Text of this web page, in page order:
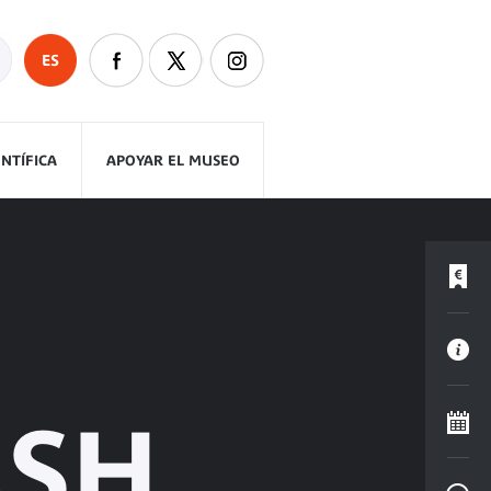
ES
APOYAR EL MUSEO